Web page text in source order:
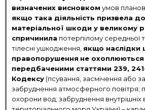
визначених висновком умов
якщо така діяльність призвела
матеріальної шкоди у великому
спричинила потерпілому середньої
тілесні ушкодження, якщо наслідки
правопорушення не охоплюються
передбаченими статтями 239,
Кодексу (псування, засмічення або
забруднення атмосферного повітря;
охорони вод; забруднення внутрішніх